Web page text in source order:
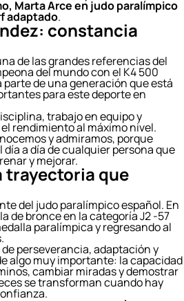
Marta Arce en judo paralímpico
adaptado.
constancia
de las grandes referencias del
del mundo con el K4 500
de una generación que está
para este deporte en
trabajo en equipo y
rendimiento al máximo nivel.
y admiramos, porque
a día de cualquier persona que
y mejorar.
trayectoria que
del judo paralímpico español. En
de bronce en la categoría J2 -57
paralímpica y regresando al
perseverancia, adaptación y
algo muy importante: la capacidad
cambiar miradas y demostrar
se transforman cuando hay